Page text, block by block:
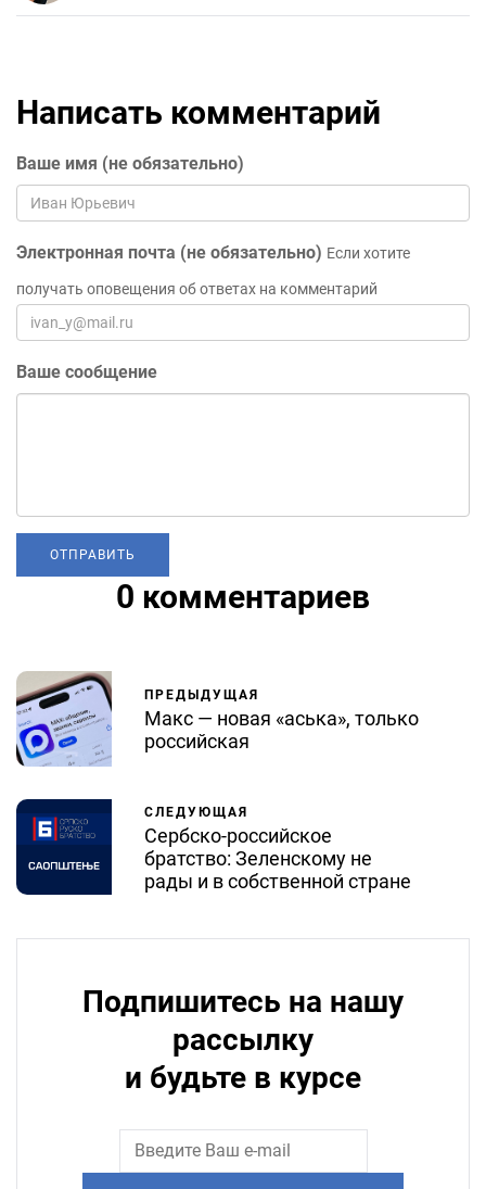
Написать комментарий
Ваше имя (не обязательно)
Электронная почта (не обязательно) Если хотите
получать оповещения об ответах на комментарий
Ваше сообщение
0 комментариев
ПРЕДЫДУЩАЯ
Макс — новая «аська», только
российская
СЛЕДУЮЩАЯ
Сербско-российское
братство: Зеленскому не
рады и в собственной стране
Подпишитесь на нашу
рассылку
и будьте в курсе